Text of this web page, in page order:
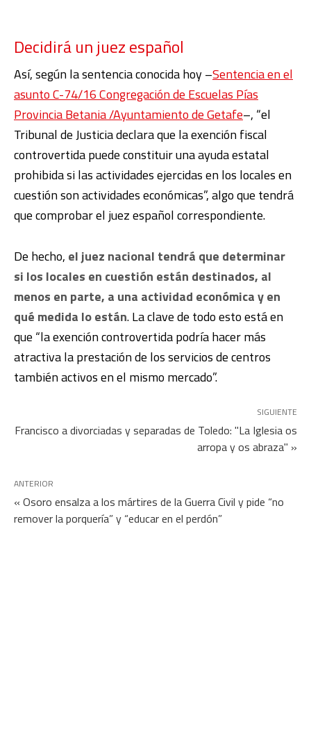
Decidirá un juez español
Así, según la sentencia conocida hoy –Sentencia en el
asunto C-74/16 Congregación de Escuelas Pías
Provincia Betania /Ayuntamiento de Getafe–, “el
Tribunal de Justicia declara que la exención fiscal
controvertida puede constituir una ayuda estatal
prohibida si las actividades ejercidas en los locales en
cuestión son actividades económicas”, algo que tendrá
que comprobar el juez español correspondiente.
De hecho, el juez nacional tendrá que determinar
si los locales en cuestión están destinados, al
menos en parte, a una actividad económica y en
qué medida lo están. La clave de todo esto está en
que “la exención controvertida podría hacer más
atractiva la prestación de los servicios de centros
también activos en el mismo mercado”.
SIGUIENTE
Francisco a divorciadas y separadas de Toledo: "La Iglesia os
arropa y os abraza" »
ANTERIOR
« Osoro ensalza a los mártires de la Guerra Civil y pide “no
remover la porquería” y “educar en el perdón”